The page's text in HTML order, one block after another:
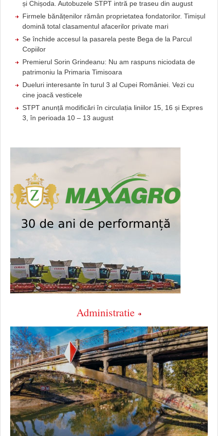
și Chișoda. Autobuzele STPT intră pe traseu din august
Firmele bănățenilor rămân proprietatea fondatorilor. Timișul
domină total clasamentul afacerilor private mari
Se închide accesul la pasarela peste Bega de la Parcul
Copiilor
Premierul Sorin Grindeanu: Nu am raspuns niciodata de
patrimoniu la Primaria Timisoara
Dueluri interesante în turul 3 al Cupei României. Vezi cu
cine joacă vesticele
STPT anunță modificări în circulația liniilor 15, 16 și Expres
3, în perioada 10 – 13 august
Administratie